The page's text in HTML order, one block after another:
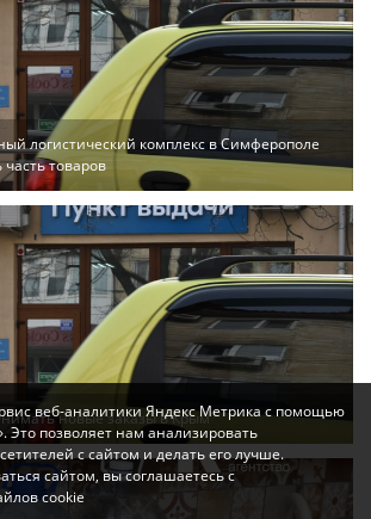
логистический комплекс в Симферополе
часть товаров
новые заказы в Крым
веб-аналитики Яндекс Метрика с помощью
Это позволяет нам анализировать
с сайтом и делать его лучше.
сайтом, вы соглашаетесь с
cookie